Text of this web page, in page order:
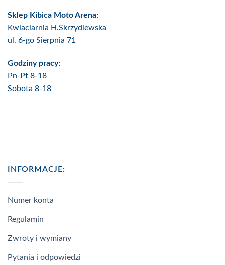
Sklep Kibica Moto Arena:
Kwiaciarnia H.Skrzydlewska
ul. 6-go Sierpnia 71
Godziny pracy:
Pn-Pt 8-18
Sobota 8-18
INFORMACJE:
Numer konta
Regulamin
Zwroty i wymiany
Pytania i odpowiedzi